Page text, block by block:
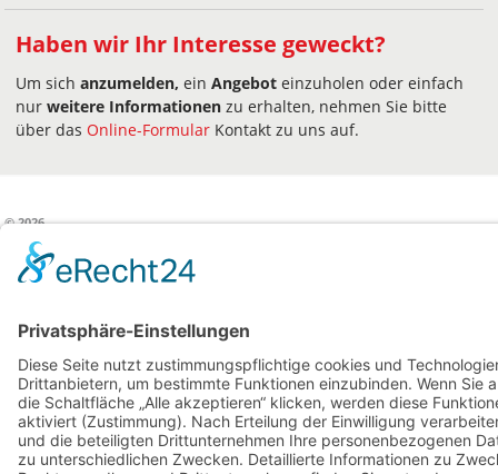
Haben wir Ihr Interesse geweckt?
Um sichanzumelden, einAngebot einzuholen oder einfach
nurweitere Informationen zu erhalten, nehmen Sie bitte
über dasOnline-Formular Kontakt zu uns auf.
© 2026
Kontakt AGBs Datenschutz